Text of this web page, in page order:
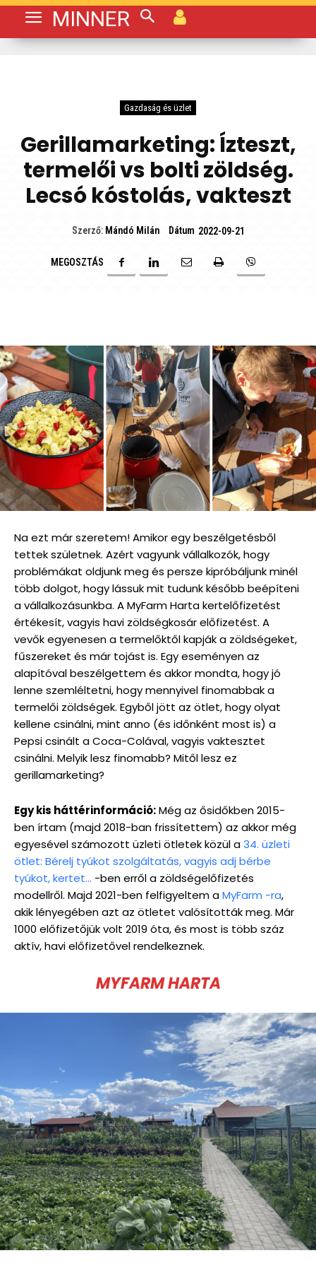
MINNER
Gazdaság és üzlet
Gerillamarketing: Ízteszt,
termelői vs bolti zöldség.
Lecsó kóstolás, vakteszt
Szerző: Mándó Milán Dátum 2022-09-21
MEGOSZTÁS
Na ezt már szeretem! Amikor egy beszélgetésből
tettek születnek. Azért vagyunk vállalkozók, hogy
problémákat oldjunk meg és persze kipróbáljunk minél
több dolgot, hogy lássuk mit tudunk később beépíteni
a vállalkozásunkba. A MyFarm Harta kertelőfizetést
értékesít, vagyis havi zöldségkosár előfizetést. A
vevők egyenesen a termelőktől kapják a zöldségeket,
fűszereket és már tojást is. Egy eseményen az
alapítóval beszélgettem és akkor mondta, hogy jó
lenne szemléltetni, hogy mennyivel finomabbak a
termelői zöldségek. Egyből jött az ötlet, hogy olyat
kellene csinálni, mint anno (és időnként most is) a
Pepsi csinált a Coca-Colával, vagyis vaktesztet
csinálni. Melyik lesz finomabb? Mitől lesz ez
gerillamarketing?
Egy kis háttérinformáció:Még az ősidőkben 2015-
ben írtam (majd 2018-ban frissítettem) az akkor még
egyesével számozott üzleti ötletek közül a34. üzleti
ötlet: Bérelj tyúkot szolgáltatás, vagyis adj bérbe
tyúkot, kertet… -ben erről a zöldségelőfizetés
modellről. Majd 2021-ben felfigyeltem aMyFarm -ra,
akik lényegében azt az ötletet valósították meg. Már
1000 előfizetőjük volt 2019 óta, és most is több száz
aktív, havi előfizetővel rendelkeznek.
MYFARM HARTA